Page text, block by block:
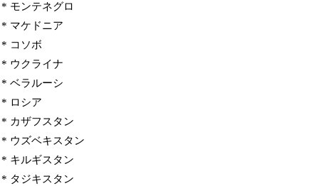
* モンテネグロ
* マケドニア
* コソボ
* ウクライナ
* ベラルーシ
* ロシア
* カザフスタン
* ウズベキスタン
* キルギスタン
* タジキスタン